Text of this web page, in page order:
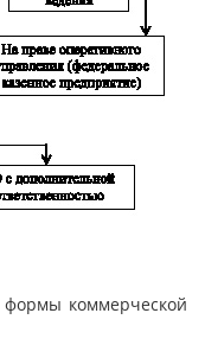
коммерческой